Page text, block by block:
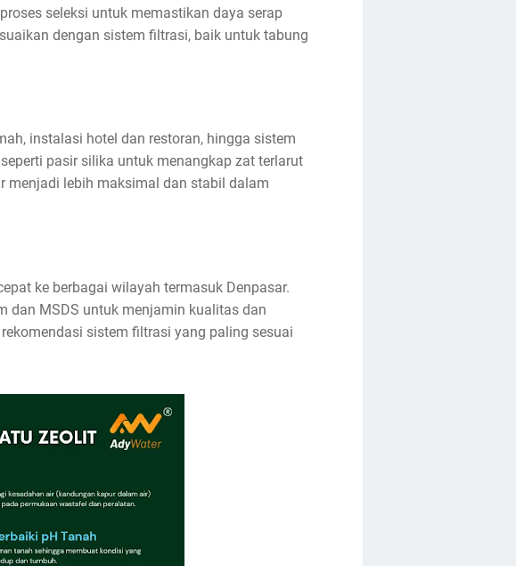
seleksi untuk memastikan daya serap
dengan sistem filtrasi, baik untuk tabung
instalasi hotel dan restoran, hingga sistem
pasir silika untuk menangkap zat terlarut
menjadi lebih maksimal dan stabil dalam
ke berbagai wilayah termasuk Denpasar.
dan MSDS untuk menjamin kualitas dan
sistem filtrasi yang paling sesuai